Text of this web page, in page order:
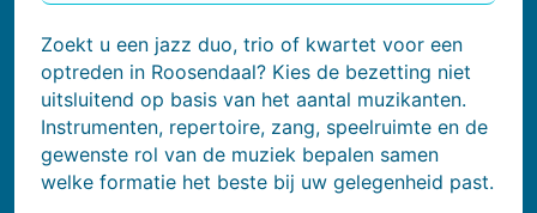
Zoekt u een jazz duo, trio of kwartet voor een
optreden in Roosendaal? Kies de bezetting niet
uitsluitend op basis van het aantal muzikanten.
Instrumenten, repertoire, zang, speelruimte en de
gewenste rol van de muziek bepalen samen
welke formatie het beste bij uw gelegenheid past.